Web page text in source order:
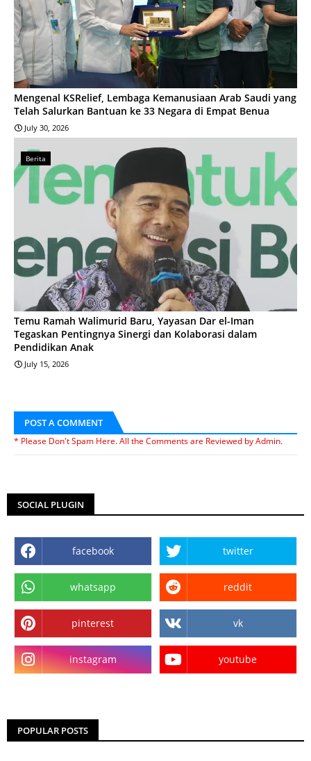
Mengenal KSRelief, Lembaga Kemanusiaan Arab Saudi yang
Telah Salurkan Bantuan ke 33 Negara di Empat Benua
July 30, 2026
Berita
Temu Ramah Walimurid Baru, Yayasan Dar el-Iman
Tegaskan Pentingnya Sinergi dan Kolaborasi dalam
Pendidikan Anak
July 15, 2026
POST A COMMENT
* Please Don't Spam Here. All the Comments are Reviewed by Admin.
SOCIAL PLUGIN
facebook twitter
whatsapp reddit
pinterest vk
instagram youtube
POPULAR POSTS